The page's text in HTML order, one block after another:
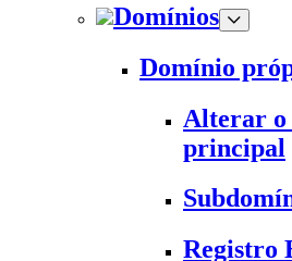
Domínios
Domínio
Alterar o
principal
Registro